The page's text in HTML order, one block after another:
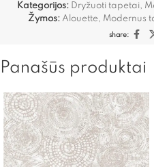
Kategorijos: Dryžuoti tapetai,
Žymos: Alouette, Modernus
share:
Panašūs produktai